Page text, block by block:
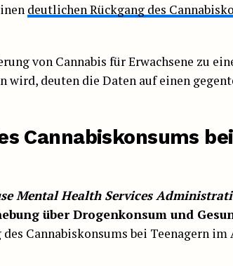
deutlichen Rückgang des
von Cannabis für Erwachsene zu
wird, deuten die Daten auf einen
Cannabiskonsums bei
Mental Health Services
über Drogenkonsum und
Cannabiskonsums bei Teenagern